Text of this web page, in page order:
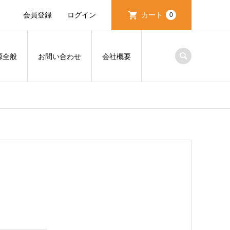
会員登録 ログイン カート 0
全般 お問い合わせ 会社概要